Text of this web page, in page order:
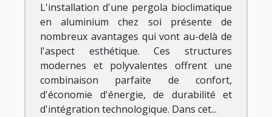
L'installation d'une pergola bioclimatique
en aluminium chez soi présente de
nombreux avantages qui vont au-delà de
l'aspect esthétique. Ces structures
modernes et polyvalentes offrent une
combinaison parfaite de confort,
d'économie d'énergie, de durabilité et
d'intégration technologique. Dans cet...